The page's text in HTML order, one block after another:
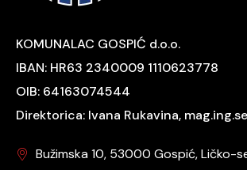
KOMUNALAC GOSPIĆ d.o.o.
IBAN: HR63 2340009 1110623778
OIB: 64163074544
Direktorica: Ivana Rukavina,
Bužimska 10, 53000 Gospić, Ličko-